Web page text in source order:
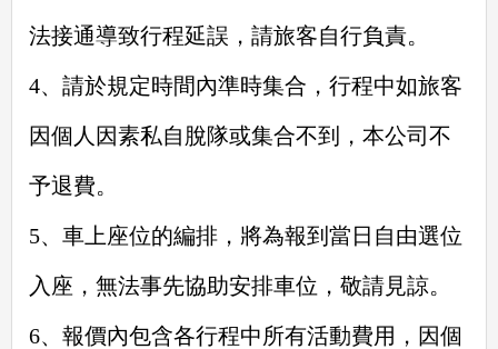
法接通導致行程延誤，請旅客自行負責。
4、請於規定時間內準時集合，行程中如旅客
因個人因素私自脫隊或集合不到，本公司不
予退費。
5、車上座位的編排，將為報到當日自由選位
入座，無法事先協助安排車位，敬請見諒。
6、報價內包含各行程中所有活動費用，因個